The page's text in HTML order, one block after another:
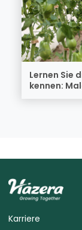
Lernen Sie
kennen:
Karriere